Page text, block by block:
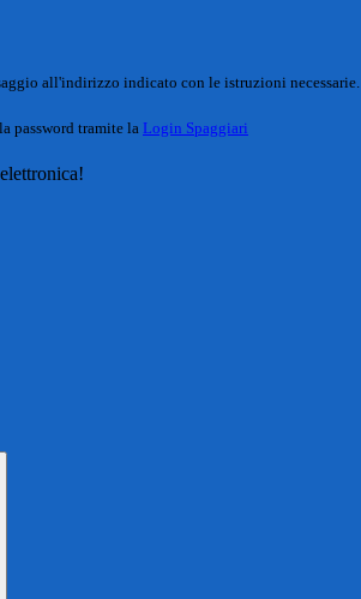
all'indirizzo indicato con le istruzioni necessarie.
password tramite la Login Spaggiari